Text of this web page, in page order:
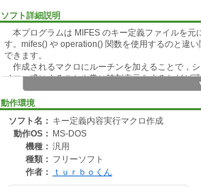
ソフト詳細説明
本プログラムは MIFES のキー定義ファイルを元
す。mifes() や operation() 関数を使用するのと違
できます。
作成されるマクロにルーチンを加えることで，
イマー式にすることや常に時刻表示をするなどが
動作環境
ソフト名： キー定義内容実行マクロ作成
動作OS： MS-DOS
機種： 汎用
種類： フリーソフト
作者：
ｔｕｒｂｏくん